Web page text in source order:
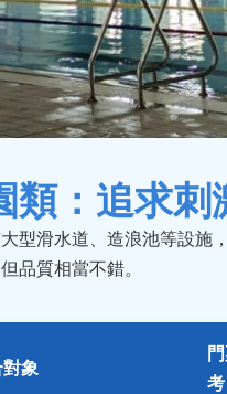
類：追求刺
型滑水道、造浪池等設施
品質相當不錯。
象
考